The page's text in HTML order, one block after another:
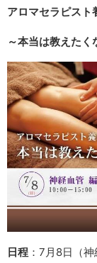
アロマセラピスト
～本当は教えたく
日程 ：7月8日（神